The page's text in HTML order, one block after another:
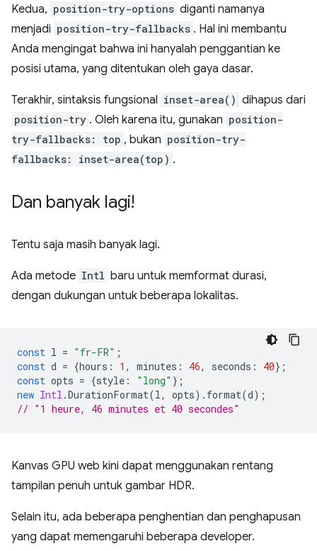
Kedua, position-try-options diganti namanya
menjadi position-try-fallbacks . Hal ini membantu
Anda mengingat bahwa ini hanyalah penggantian ke
posisi utama, yang ditentukan oleh gaya dasar.
Terakhir, sintaksis fungsional inset-area() dihapus dari
position-try . Oleh karena itu, gunakan position-
try-fallbacks: top , bukan position-try-
fallbacks: inset-area(top) .
Dan banyak lagi!
Tentu saja masih banyak lagi.
Ada metode Intl baru untuk memformat durasi,
dengan dukungan untuk beberapa lokalitas.
const l = "fr-FR" ;
const d = {hours : 1 , minutes : 46, seconds : 40};
const opts = {style : "long" };
new Intl .DurationFormat(l , opts). format(d);
// "1 heure, 46 minutes et 40 secondes"
Kanvas GPU web kini dapat menggunakan rentang
tampilan penuh untuk gambar HDR.
Selain itu, ada beberapa penghentian dan penghapusan
yang dapat memengaruhi beberapa developer.